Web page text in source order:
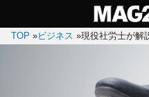
TOP »ビジネス »現役社労士が解